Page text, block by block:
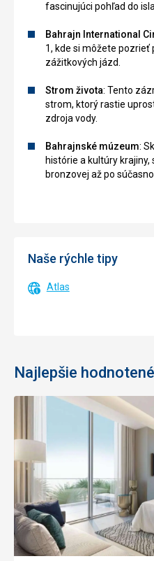
fascinujúci pohľad do
Bahrajn International
1, kde si môžete
zážitkových jázd.
Strom života: Tento
strom, ktorý rastie
zdroja vody.
Bahrajnské múzeum:
histórie a kultúry
bronzovej až po
Naše rýchle tipy
Atlas
Najlepšie